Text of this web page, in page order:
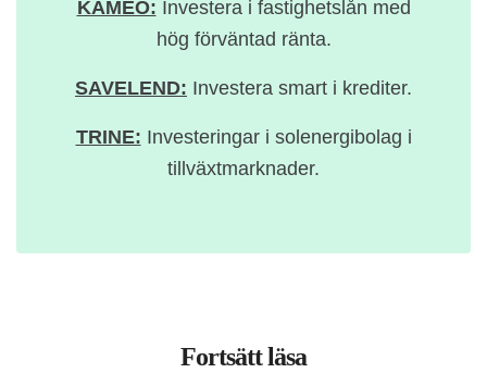
KAMEO: Investera i fastighetslån med
hög förväntad ränta.
SAVELEND: Investera smart i krediter.
TRINE: Investeringar i solenergibolag i
tillväxtmarknader.
Fortsätt läsa